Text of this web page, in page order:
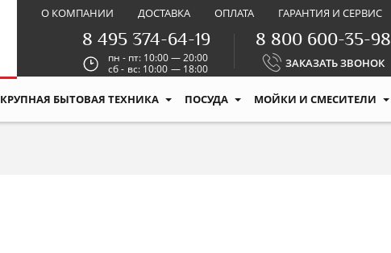
О КОМПАНИИ ДОСТАВКА ОПЛАТА ГАРАНТИЯ И СЕРВИС
8 495 374-64-19
пн - пт: 10:00 — 20:00
сб - вс: 10:00 — 18:00
8 800 600-35-98
ЗАКАЗАТЬ ЗВОНОК
КРУПНАЯ БЫТОВАЯ ТЕХНИКА ПОСУДА МОЙКИ И СМЕСИТЕЛИ